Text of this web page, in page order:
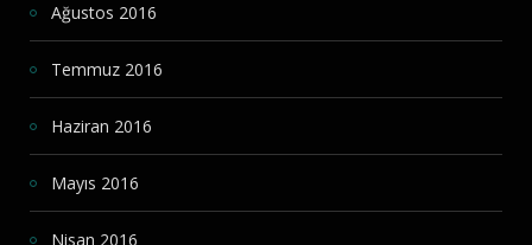
Ağustos 2016
Temmuz 2016
Haziran 2016
Mayıs 2016
Nisan 2016